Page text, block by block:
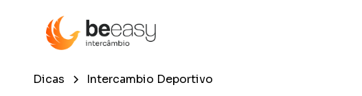
Dicas Intercambio Deportivo